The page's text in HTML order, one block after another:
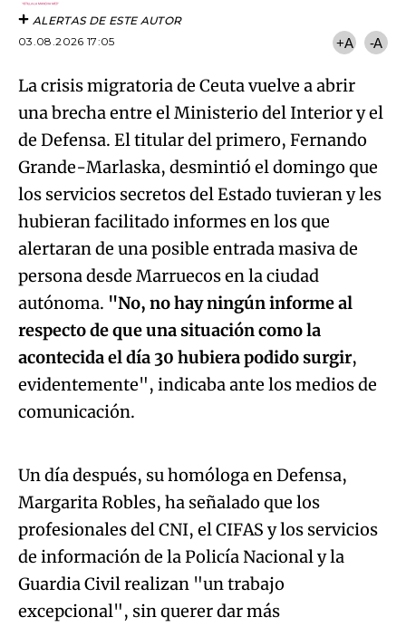
ALERTAS DE ESTE AUTOR
03.08.2026 17:05
+A -A
La crisis migratoria de Ceuta vuelve a abrir
una brecha entre el Ministerio del Interior y el
de Defensa. El titular del primero, Fernando
Grande-Marlaska, desmintió el domingo que
los servicios secretos del Estado tuvieran y les
hubieran facilitado informes en los que
alertaran de una posible entrada masiva de
persona desde Marruecos en la ciudad
autónoma. "No, no hay ningún informe al
respecto de que una situación como la
acontecida el día 30 hubiera podido surgir,
evidentemente", indicaba ante los medios de
comunicación.
Try again
Un día después, su homóloga en Defensa,
Margarita Robles, ha señalado que los
profesionales del CNI, el CIFAS y los servicios
de información de la Policía Nacional y la
Guardia Civil realizan "un trabajo
excepcional", sin querer dar más